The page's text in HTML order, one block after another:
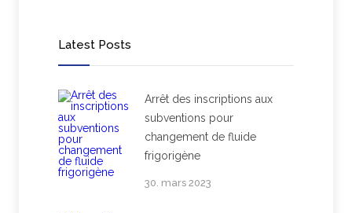
Latest Posts
Arrêt des inscriptions aux
subventions pour
changement de fluide
frigorigène
30. mars 2023